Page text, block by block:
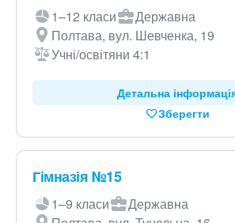
1–12 класи
Державна
Полтава, вул. Шевченка, 19
Учні/освітяни 4:1
Детальна
Зберегти
Гімназія №15
1–9 класи
Державна